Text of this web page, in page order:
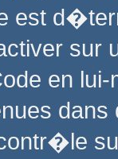
est
sur
en